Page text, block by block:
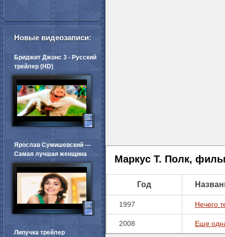
Маркус Т. Полк,
Год
1997 Нечего
2008 Еще
Новые видеозаписи:
Бриджит Джонс 3 - Русский
трейлер (HD)
Ярослав Сумишевский ---
Самая лучшая женщина
Липучка трейлер